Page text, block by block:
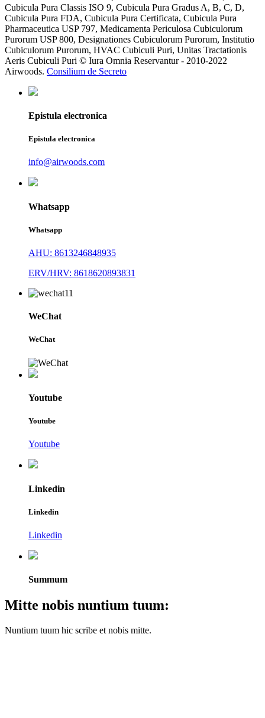
Cubicula Pura Classis ISO 9, Cubicula Pura Gradus A, B, C, D,
Cubicula Pura FDA, Cubicula Pura Certificata, Cubicula Pura
Pharmaceutica USP 797, Medicamenta Periculosa Cubiculorum
Purorum USP 800, Designationes Cubiculorum Purorum, Institutio
Cubiculorum Purorum, HVAC Cubiculi Puri, Unitas Tractationis
Aeris Cubiculi Puri © Iura Omnia Reservantur - 2010-2022
Airwoods. Consilium de Secreto
Epistula electronica
Epistula electronica
info@airwoods.com
Whatsapp
Whatsapp
AHU: 8613246848935
ERV/HRV: 8618620893831
WeChat
WeChat
Youtube
Youtube
Youtube
Linkedin
Linkedin
Linkedin
Summum
Mitte nobis nuntium tuum:
Nuntium tuum hic scribe et nobis mitte.